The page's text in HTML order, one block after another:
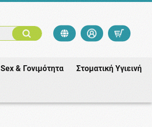
Sex & Γονιμότητα Στοματική Υγιεινή